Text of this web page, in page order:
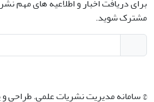
برای دریافت اخبار و اطلاعیه های مهم
مشترک شوید.
© سامانه مدیریت نشریات علمی.طراحی و